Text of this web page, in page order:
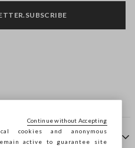
cookies and anonymous
active to guarantee site
Continue without Accepting